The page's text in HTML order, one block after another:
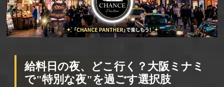
給料日の夜、どこ行く？大阪ミナミ
で"特別な夜"を過ごす選択肢